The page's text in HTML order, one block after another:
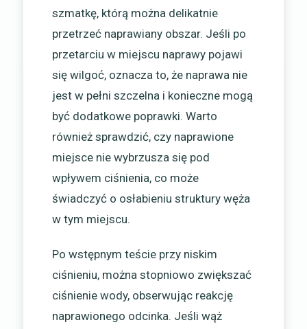
szmatkę, którą można delikatnie
przetrzeć naprawiany obszar. Jeśli po
przetarciu w miejscu naprawy pojawi
się wilgoć, oznacza to, że naprawa nie
jest w pełni szczelna i konieczne mogą
być dodatkowe poprawki. Warto
również sprawdzić, czy naprawione
miejsce nie wybrzusza się pod
wpływem ciśnienia, co może
świadczyć o osłabieniu struktury węża
w tym miejscu.
Po wstępnym teście przy niskim
ciśnieniu, można stopniowo zwiększać
ciśnienie wody, obserwując reakcję
naprawionego odcinka. Jeśli wąż